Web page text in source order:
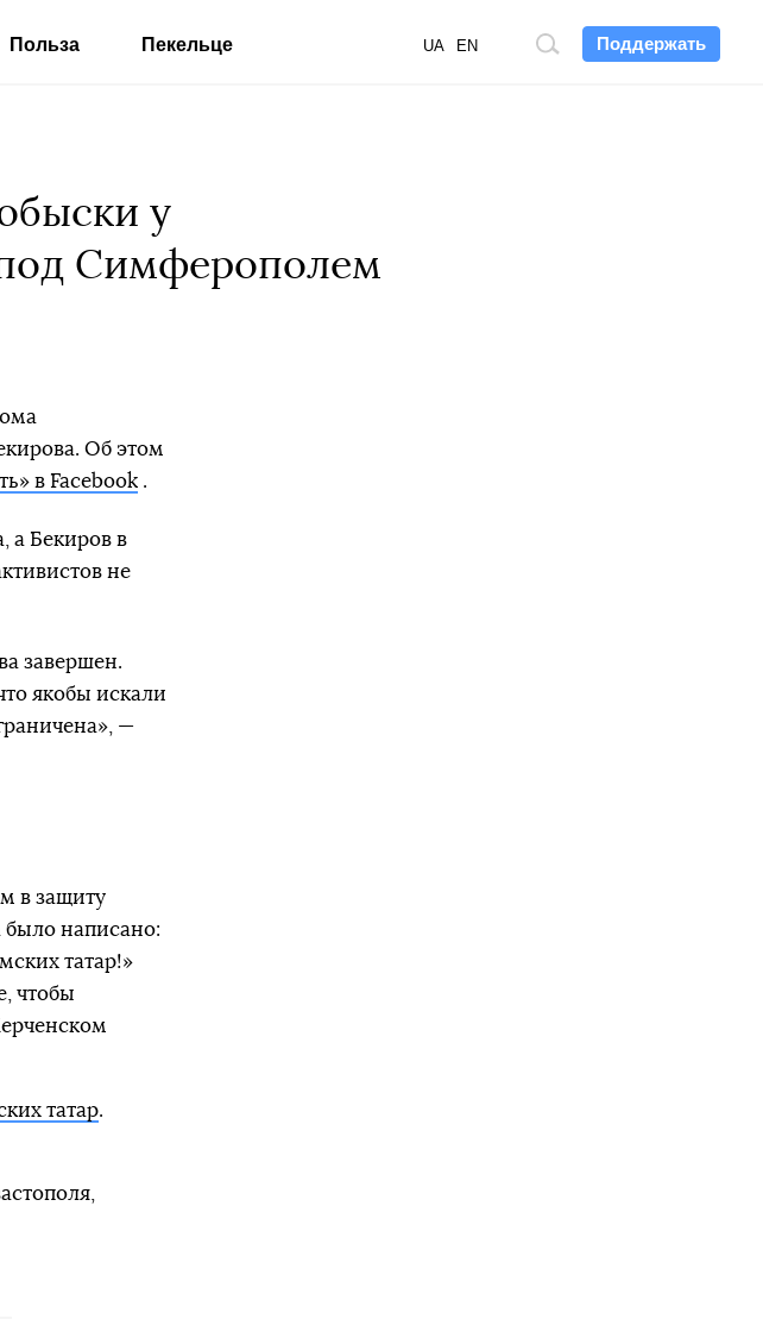
Поддержать
Поиск
UA EN
Польза Пекельце
у
под Симферополем
Об этом
в Facebook .
а Бекиров в
не
завершен.
якобы искали
—
в защиту
было написано:
татар!»
чтобы
татар.